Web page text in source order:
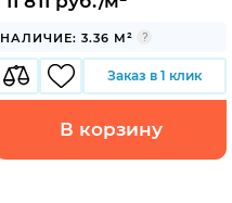
НАЛИЧИЕ: 3.36 М²
Заказ в 1 клик
В корзину